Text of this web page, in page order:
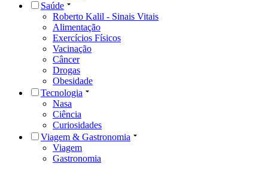
Saúde
Roberto Kalil - Sinais Vitais
Alimentação
Exercícios Físicos
Vacinação
Câncer
Drogas
Obesidade
Tecnologia
Nasa
Ciência
Curiosidades
Viagem & Gastronomia
Viagem
Gastronomia